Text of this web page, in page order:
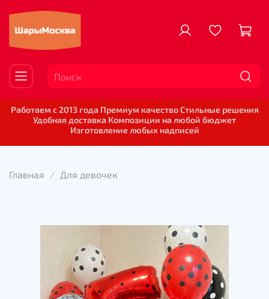
Работаем с 2013 года Премиум качество Стильные решения
Удобная доставка Композиции на любой бюджет
Изготовление любых надписей
Главная Для девочек